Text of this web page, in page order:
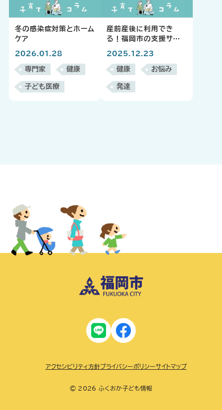
冬の感染症対策とホーム
ケア
2026.01.28
専門家 健康
子ども医療
産前産後に利用でき
る！福岡市の支援サー
2025.12.23
健康 お悩み
発達
© 2026 ふくおか子ども情報
アクセシビリティ方針プライバシーポリシーサイトマップ